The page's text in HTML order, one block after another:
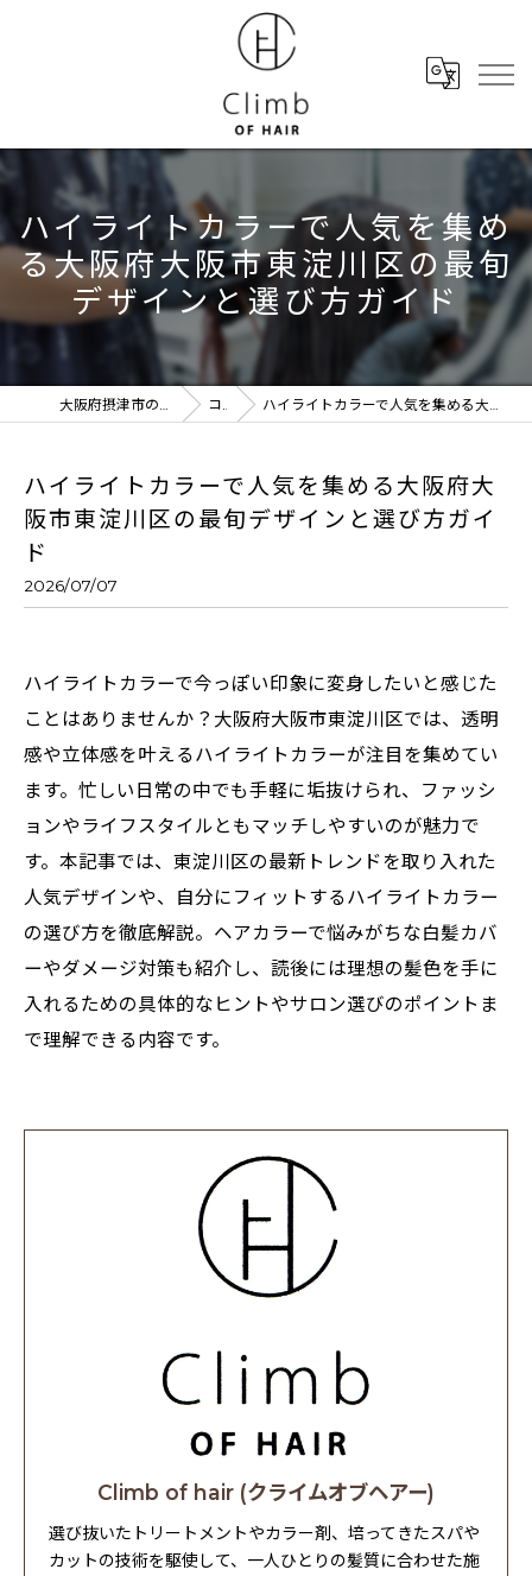
ハイライトカラーで人気を集め
る大阪府大阪市東淀川区の最旬
デザインと選び方ガイド
大阪府摂津市の美容室ならClimb of hair コラム ハイライトカラーで人気を集める大阪府大阪市東淀川区の最旬デザインと選び方ガイド
ハイライトカラーで人気を集める大阪府大
阪市東淀川区の最旬デザインと選び方ガイ
ド
2026/07/07
ハイライトカラーで今っぽい印象に変身したいと感じた
ことはありませんか？大阪府大阪市東淀川区では、透明
感や立体感を叶えるハイライトカラーが注目を集めてい
ます。忙しい日常の中でも手軽に垢抜けられ、ファッシ
ョンやライフスタイルともマッチしやすいのが魅力で
す。本記事では、東淀川区の最新トレンドを取り入れた
人気デザインや、自分にフィットするハイライトカラー
の選び方を徹底解説。ヘアカラーで悩みがちな白髪カバ
ーやダメージ対策も紹介し、読後には理想の髪色を手に
入れるための具体的なヒントやサロン選びのポイントま
で理解できる内容です。
Climb of hair (クライムオブヘアー)
選び抜いたトリートメントやカラー剤、培ってきたスパや
カットの技術を駆使して、一人ひとりの髪質に合わせた施